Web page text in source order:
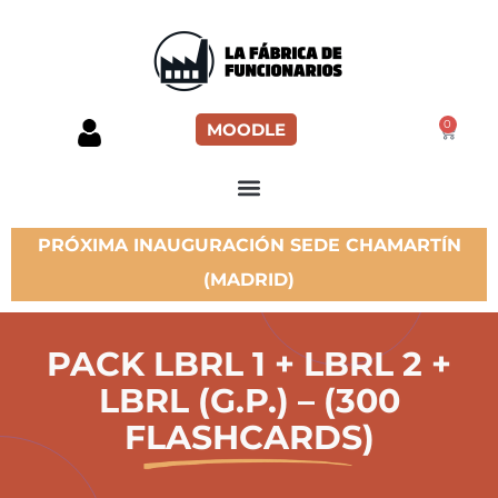
MOODLE 0
PRÓXIMA INAUGURACIÓN SEDE CHAMARTÍN
(MADRID)
PACK LBRL 1 + LBRL 2 +
LBRL (G.P.) – (300
FLASHCARDS)